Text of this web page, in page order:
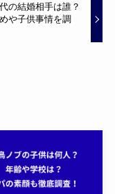
の結婚相手は誰？
や子供事情を調